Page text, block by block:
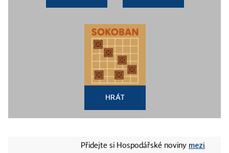
HRÁT
Přidejte si Hospodářské noviny mezi